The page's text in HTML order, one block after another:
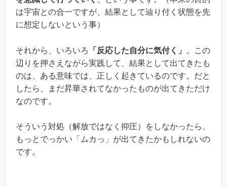
は宇宙との合一ですが、結果として辿り付く状態を先
に想定しないという事）
それから、いろいろ 「反応した自分に気付く」
。この
辺りを押さえながら実践して、結果として出てきたも
のは、ある意味では、正しく起きているのです。だと
したら、まだ昇華されてなかったものが出てきただけ
なのです。
そういう対処（解放ではなく抑圧）をしなかったら、
もっとでっかい「ムカっ」が出てきたかもしれないの
です。